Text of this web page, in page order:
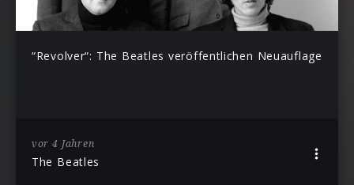
“Revolver“: The Beatles veröffentlichen Neuauflage
vor 4 Jahren
The Beatles